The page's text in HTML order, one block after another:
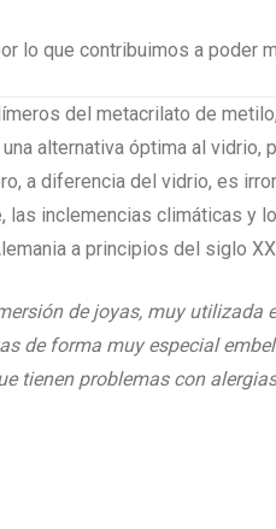
lo que contribuimos a poder
del metacrilato de
alternativa óptima al
a diferencia del vidrio, es
inclemencias climáticas y
a principios del siglo
de joyas, muy
de forma muy especial
tienen problemas con